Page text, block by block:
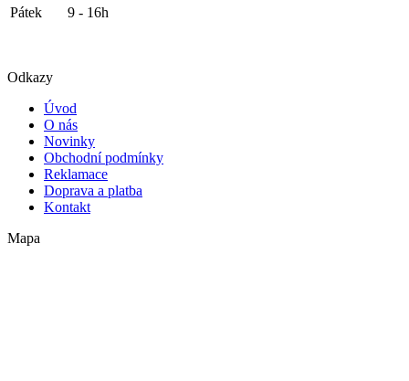
Pátek
9 - 16h
Odkazy
Úvod
O nás
Novinky
Obchodní podmínky
Reklamace
Doprava a platba
Kontakt
Mapa